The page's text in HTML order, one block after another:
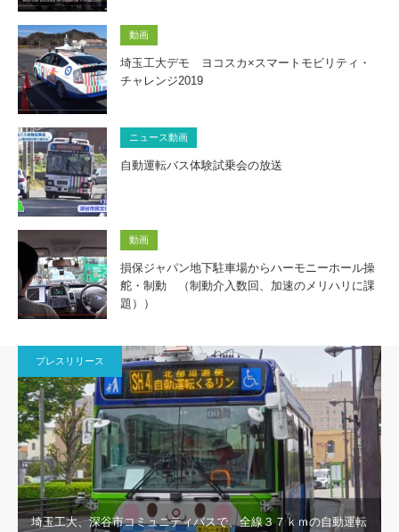
動画
埼玉工大デモ ヨコスカ×スマートモビリティ・
チャレンジ2019
ニュース動画
自動運転バス体験試乗会の放送
動画
損保ジャパン地下駐車場からハーモニーホール操
舵・制動 （制動介入数回、加速のメリハリに課
題））
プレスリリース
埼玉工大、深谷市コミュニティバスで、全線３７ｋｍの自動運転